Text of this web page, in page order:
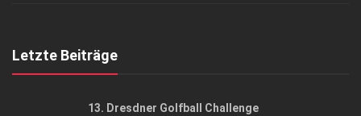
Letzte Beiträge
13. Dresdner Golfball Challenge